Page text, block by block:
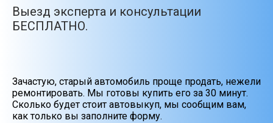
Выезд эксперта и консультации
БЕСПЛАТНО.
Зачастую, старый автомобиль проще продать, нежели
ремонтировать. Мы готовы купить его за 30 минут.
Сколько будет стоит автовыкуп, мы сообщим вам,
как только вы заполните форму.